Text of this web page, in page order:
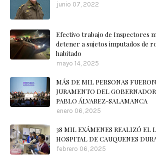
junio 07, 2022
Efectivo trabajo de Inspectores
detener a sujetos imputados de
habitado
mayo 14, 2025
MÁS DE MIL PERSONAS
JURAMENTO DEL
PABLO ÁLVAREZ-SALAMANCA
enero 06, 2025
38 MIL EXÁMENES REALIZÓ EL
HOSPITAL DE CAUQUENES
febrero 06, 2025